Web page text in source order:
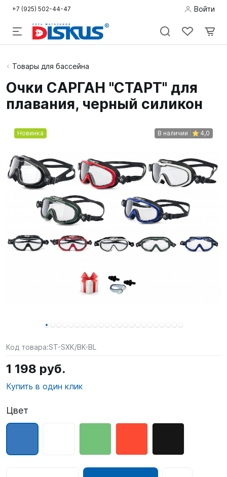
+7 (925) 502-44-47 Войти
Подводная
Дайвинг
Снорклинг /
Пляж
Фридайвинг
Детям
Бассейн
SUP-
сёрфинг
Акции
Товары для бассейна
Очки САРГАН "СТАРТ" для
плавания, черный силикон
Новинка В наличии 4,0
Код товара:ST-SXK/BK-BL
1 198 руб.
Купить в один клик
Цвет